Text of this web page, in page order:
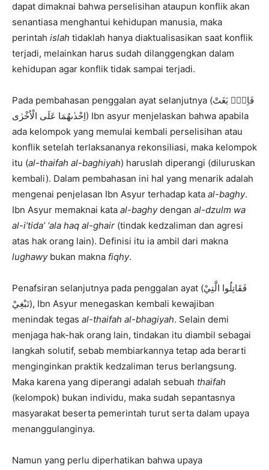
dapat dimaknai bahwa perselisihan ataupun konflik akan
senantiasa menghantui kehidupan manusia, maka
perintah islah tidaklah hanya diaktualisasikan saat konflik
terjadi, melainkan harus sudah dilanggengkan dalam
kehidupan agar konflik tidak sampai terjadi.
Pada pembahasan penggalan ayat selanjutnya (فَاِنْۢ بَغَتْ
اِحْدٰىهُمَا عَلَى الْاُخْرٰى) Ibn asyur menjelaskan bahwa apabila
ada kelompok yang memulai kembali perselisihan atau
konflik setelah terlaksananya rekonsiliasi, maka kelompok
itu (al-thaifah al-baghiyah) haruslah diperangi (diluruskan
kembali). Dalam pembahasan ini hal yang menarik adalah
mengenai penjelasan Ibn Asyur terhadap kata al-baghy.
Ibn Asyur memaknai kata al-baghydengan al-dzulm wa
al-i‘tida’ ‘ala haq al-ghair (tindak kedzaliman dan agresi
atas hak orang lain). Definisi itu ia ambil dari makna
lughawy bukan makna fiqhy.
Penafsiran selanjutnya pada penggalan ayat (فَقَاتِلُوا الَّتِيْ
تَبْغِيْ), Ibn Asyur menegaskan kembali kewajiban
menindak tegas al-thaifah al-bhagiyah. Selain demi
menjaga hak-hak orang lain, tindakan itu diambil sebagai
langkah solutif, sebab membiarkannya tetap ada berarti
menginginkan praktik kedzaliman terus berlangsung.
Maka karena yang diperangi adalah sebuah thaifah
(kelompok) bukan individu, maka sudah sepantasnya
masyarakat beserta pemerintah turut serta dalam upaya
menanggulanginya.
Namun yang perlu diperhatikan bahwa upaya